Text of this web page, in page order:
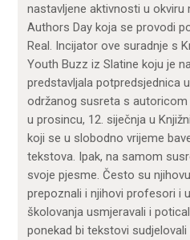
nastavljene aktivnosti u okviru
Authors Day koja se provodi
Real. Incijator ove suradnje s
Youth Buzz iz Slatine koju je
predstavljala potpredsjednica
održanog susreta s
u prosincu, 12. siječnja u
koji se u slobodno vrijeme
tekstova. Ipak, na samom
svoje pjesme. Često su
prepoznali i njihovi profesori i
školovanja usmjeravali i
ponekad bi tekstovi sudjelovali